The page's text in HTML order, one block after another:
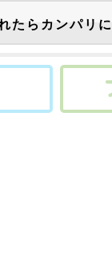
たらカンパリに